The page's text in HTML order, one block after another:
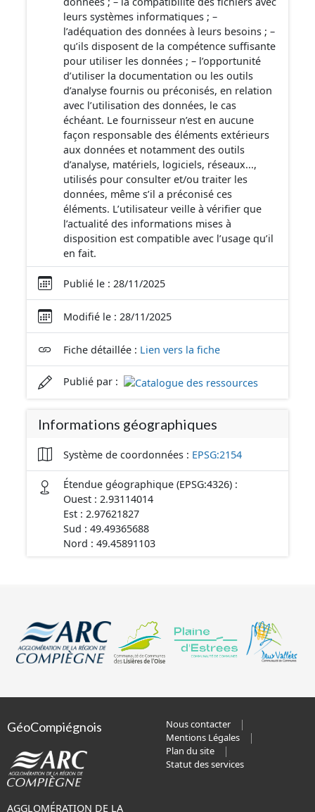
leurs systèmes informatiques ; –
l’adéquation des données à leurs besoins ; –
qu’ils disposent de la compétence suffisante
pour utiliser les données ; – l’opportunité
d’utiliser la documentation ou les outils
d’analyse fournis ou préconisés, en relation
avec l’utilisation des données, le cas
échéant. Le fournisseur n’est en aucune
façon responsable des éléments extérieurs
aux données et notamment des outils
d’analyse, matériels, logiciels, réseaux...,
utilisés pour consulter et/ou traiter les
données, même s’il a préconisé ces
éléments. L’utilisateur veille à vérifier que
l’actualité des informations mises à
disposition est compatible avec l’usage qu’il
en fait.
Publié le : 28/11/2025
Modifié le : 28/11/2025
Fiche détaillée : Lien vers la fiche
Publié par :
Informations géographiques
Système de coordonnées : EPSG:2154
Étendue géographique (EPSG:4326) :
Ouest : 2.93114014
Est : 2.97621827
Sud : 49.49365688
Nord : 49.45891103
GéoCompiégnois
AGGLOMÉRATION DE LA
Nous contacter
Mentions Légales
Plan du site
Statut des services